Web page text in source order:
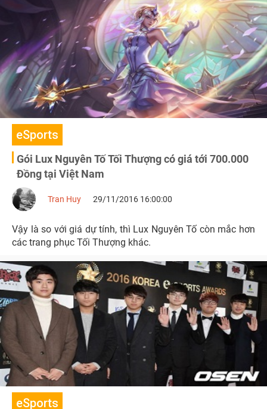
những thẻ bài ma thuật
eSports
Gói Lux Nguyên Tố Tối Thượng có giá tới 700.000
Đồng tại Việt Nam
Tran Huy 29/11/2016 16:00:00
Vậy là so với giá dự tính, thì Lux Nguyên Tố còn mắc hơn
các trang phục Tối Thượng khác.
eSports